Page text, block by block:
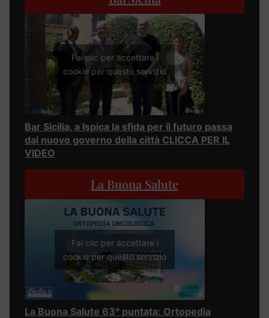
Fai clic per accettare i
cookie per questo servizio
Bar Sicilia, a Ispica la sfida per il futuro passa
dal nuovo governo della città CLICCA PER IL
VIDEO
La Buona Salute
Fai clic per accettare i
cookie per questo servizio
La Buona Salute 63° puntata: Ortopedia